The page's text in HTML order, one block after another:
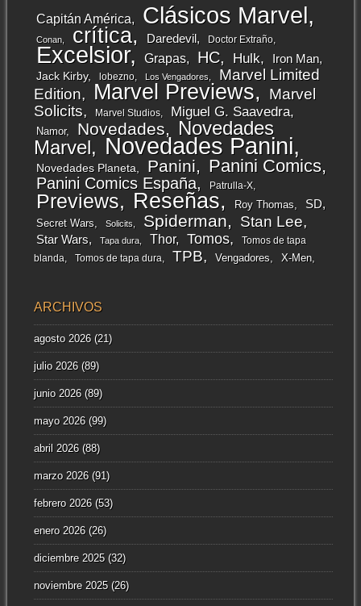
Capitán América Clásicos Marvel
Conan crítica Daredevil Doctor Extraño
Excelsior Grapas HC Hulk Iron Man
Jack Kirby lobezno Los Vengadores
Marvel Limited
Edition
Marvel Previews
Marvel
Solicits
Marvel Studios Miguel G. Saavedra
Namor Novedades
Novedades
Marvel
Novedades Panini
Novedades Planeta Panini Panini Comics
Panini Comics España Patrulla-X
Previews Reseñas Roy Thomas SD
Secret Wars Solicits Spiderman Stan Lee
Star Wars Tapa dura Thor Tomos
Tomos de tapa
blanda
Tomos de tapa dura TPB Vengadores X-Men
ARCHIVOS
agosto 2026(21)
julio 2026(89)
junio 2026(89)
mayo 2026(99)
abril 2026(88)
marzo 2026(91)
febrero 2026(53)
enero 2026(26)
diciembre 2025(32)
noviembre 2025(26)